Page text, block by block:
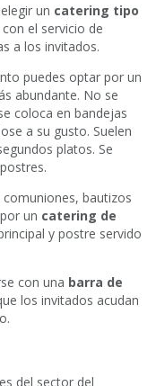
un catering tipo
el servicio de
a los invitados.
puedes optar por un
abundante. No se
coloca en bandejas
a su gusto. Suelen
platos. Se
bautizos
un catering de
y postre servido
con una barra de
los invitados acudan
del sector del